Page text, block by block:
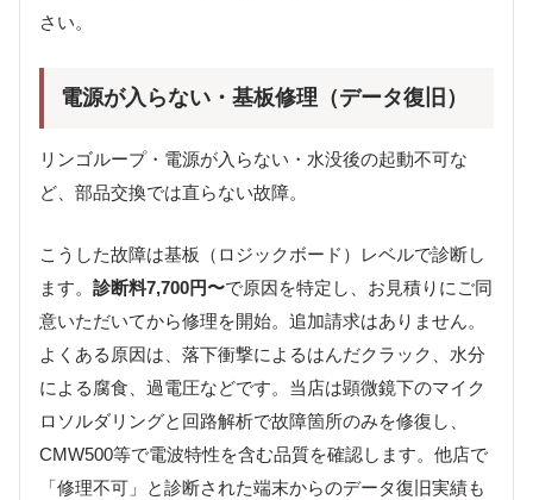
さい。
電源が入らない・基板修理（データ復旧）
リンゴループ・電源が入らない・水没後の起動不可な
ど、部品交換では直らない故障。
こうした故障は基板（ロジックボード）レベルで診断し
ます。 診断料7,700円〜で原因を特定し、お見積りにご同
意いただいてから修理を開始。追加請求はありません。
よくある原因は、落下衝撃によるはんだクラック、水分
による腐食、過電圧などです。当店は顕微鏡下のマイク
ロソルダリングと回路解析で故障箇所のみを修復し、
CMW500等で電波特性を含む品質を確認します。他店で
「修理不可」と診断された端末からのデータ復旧実績も